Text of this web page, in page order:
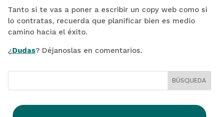
Tanto si te vas a poner a escribir un copy web como si
lo contratas, recuerda que planificar bien es medio
camino hacia el éxito.
¿ Dudas? Déjanoslas en comentarios.